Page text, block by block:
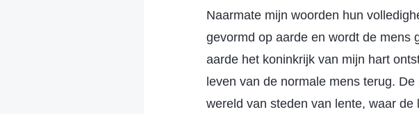
Naarmate mijn woorden hun
gevormd op aarde en wordt de mens
aarde het koninkrijk van mijn hart
leven van de normale mens terug.
wereld van steden van lente, waar